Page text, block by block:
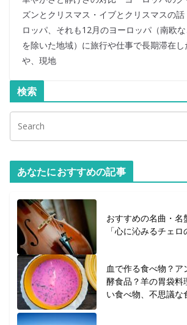
ズンとクリスマス・イブとクリスマスの
ロッパ、それも12月のヨーロッパ（南欧
を除いた地域）に旅行や仕事で長期滞在
や、現地
検索
あなたにおすすめの記事
おすすめの名曲・
「心に沁みるチェロ
血で作る食べ物？ア
酵食品？羊の胃袋料
い食べ物、不思議な